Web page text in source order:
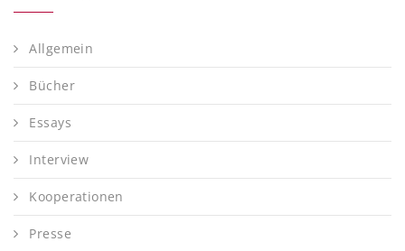
Allgemein
Bücher
Essays
Interview
Kooperationen
Presse